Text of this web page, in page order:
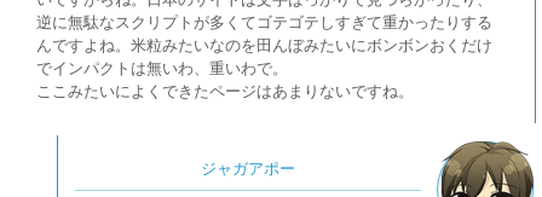
逆に無駄なスクリプトが多くてゴテゴテしすぎて重かったりする
んですよね。米粒みたいなのを田んぼみたいにボンボンおくだけ
でインパクトは無いわ、重いわで。
ここみたいによくできたページはあまりないですね。
ジャガアポー